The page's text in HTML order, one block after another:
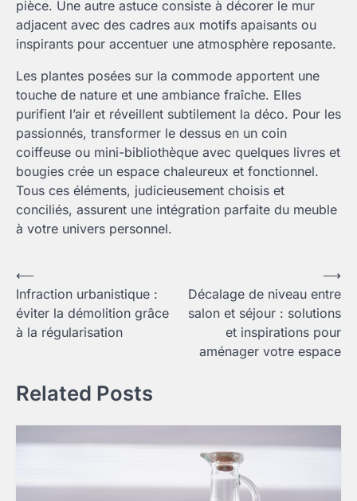
pièce. Une autre astuce consiste à décorer le mur
adjacent avec des cadres aux motifs apaisants ou
inspirants pour accentuer une atmosphère reposante.
Les plantes posées sur la commode apportent une
touche de nature et une ambiance fraîche. Elles
purifient l’air et réveillent subtilement la déco. Pour les
passionnés, transformer le dessus en un coin
coiffeuse ou mini-bibliothèque avec quelques livres et
bougies crée un espace chaleureux et fonctionnel.
Tous ces éléments, judicieusement choisis et
conciliés, assurent une intégration parfaite du meuble
à votre univers personnel.
Navigation
de
l’article
⟵
Infraction urbanistique :
éviter la démolition grâce
à la régularisation
Décalage de niveau entre
salon et séjour : solutions
et inspirations pour
aménager votre espace
⟶
Related Posts